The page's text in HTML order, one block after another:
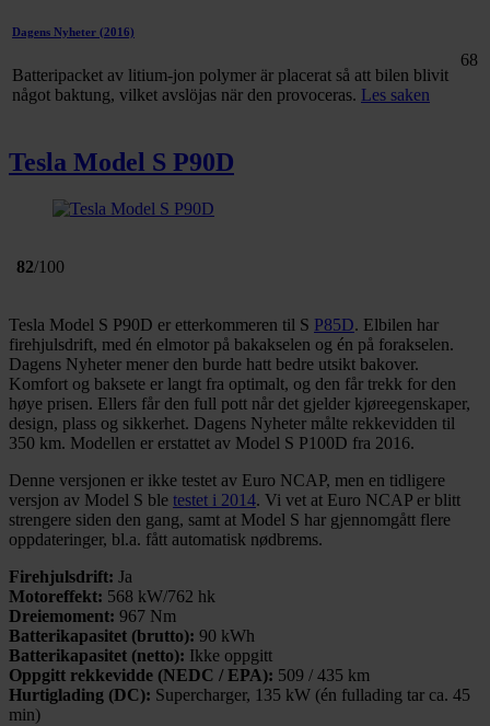
Dagens Nyheter (2016)
Batteripacket av litium-jon polymer är placerat så att bilen blivit
något baktung, vilket avslöjas när den provoceras. Les saken
68
Tesla Model S P90D
82/100
Tesla Model S P90D er etterkommeren til S P85D. Elbilen har
firehjulsdrift, med én elmotor på bakakselen og én på forakselen.
Dagens Nyheter mener den burde hatt bedre utsikt bakover.
Komfort og baksete er langt fra optimalt, og den får trekk for den
høye prisen. Ellers får den full pott når det gjelder kjøreegenskaper,
design, plass og sikkerhet. Dagens Nyheter målte rekkevidden til
350 km. Modellen er erstattet av Model S P100D fra 2016.
Denne versjonen er ikke testet av Euro NCAP, men en tidligere
versjon av Model S ble testet i 2014. Vi vet at Euro NCAP er blitt
strengere siden den gang, samt at Model S har gjennomgått flere
oppdateringer, bl.a. fått automatisk nødbrems.
Firehjulsdrift: Ja
Motoreffekt: 568 kW/762 hk
Dreiemoment: 967 Nm
Batterikapasitet (brutto): 90 kWh
Batterikapasitet (netto): Ikke oppgitt
Oppgitt rekkevidde (NEDC / EPA): 509 / 435 km
Hurtiglading (DC): Supercharger, 135 kW (én fullading tar ca. 45
min)